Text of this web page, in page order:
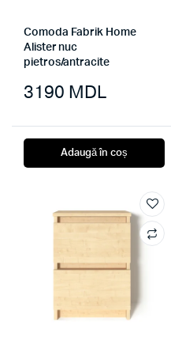
Comoda Fabrik Home
Alister nuc
pietros/antracite
3190 MDL
Adaugă în coș